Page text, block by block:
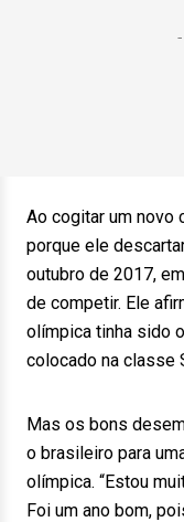
Ao cogitar um novo
porque ele
outubro de 2017,
de competir. Ele
olímpica tinha sido
colocado na classe
Mas os bons
o brasileiro para
olímpica. “Estou
Foi um ano bom,